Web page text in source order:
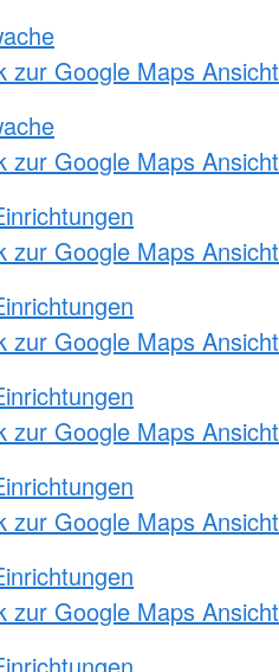
zur Google Maps Ansicht
zur Google Maps Ansicht
zur Google Maps Ansicht
zur Google Maps Ansicht
zur Google Maps Ansicht
zur Google Maps Ansicht
zur Google Maps Ansicht